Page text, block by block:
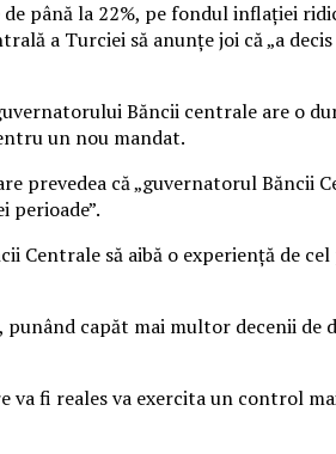
până la 22%, pe fondul inflaţiei
a Turciei să anunţe joi că „a
Băncii centrale are o
un nou mandat.
prevedea că „guvernatorul
Centrale să aibă o experienţă de
capăt mai multor decenii de
va fi reales va exercita un control